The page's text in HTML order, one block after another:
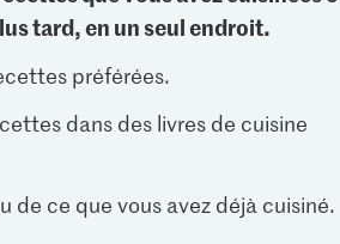
tard, en un seul endroit.
préférées.
dans des livres de cuisine
de ce que vous avez déjà cuisiné.